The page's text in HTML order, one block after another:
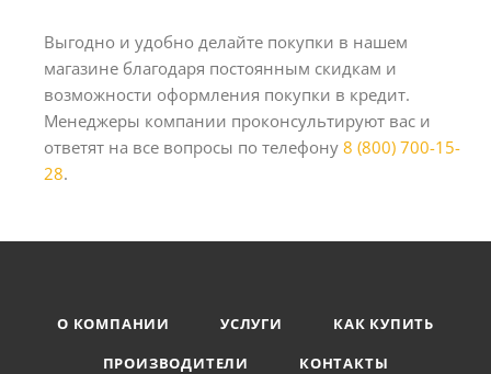
Выгодно и удобно делайте покупки в нашем
магазине благодаря постоянным скидкам и
возможности оформления покупки в кредит.
Менеджеры компании проконсультируют вас и
ответят на все вопросы по телефону 8 (800) 700-15-
28.
О КОМПАНИИ УСЛУГИ
КАК КУПИТЬ
ПРОИЗВОДИТЕЛИ
КОНТАКТЫ